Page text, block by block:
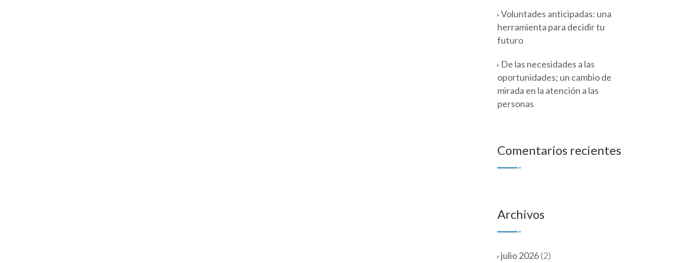
Voluntades anticipadas: una
herramienta para decidir tu
futuro
De las necesidades a las
oportunidades; un cambio de
mirada en la atención a las
personas
Comentarios recientes
Archivos
julio 2026(2)